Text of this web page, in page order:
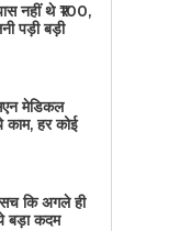
नहीं थे ₹100,
पड़ी बड़ी
मेडिकल
हर कोई
सच कि अगले ही
बड़ा कदम